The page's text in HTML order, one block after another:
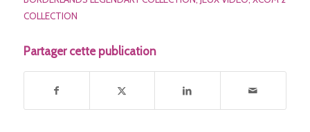
COLLECTION
Partager cette publication